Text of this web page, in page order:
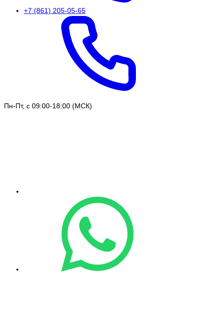
+7 (861) 205-05-65
Пн-Пт, с 09:00-18:00 (МСК)